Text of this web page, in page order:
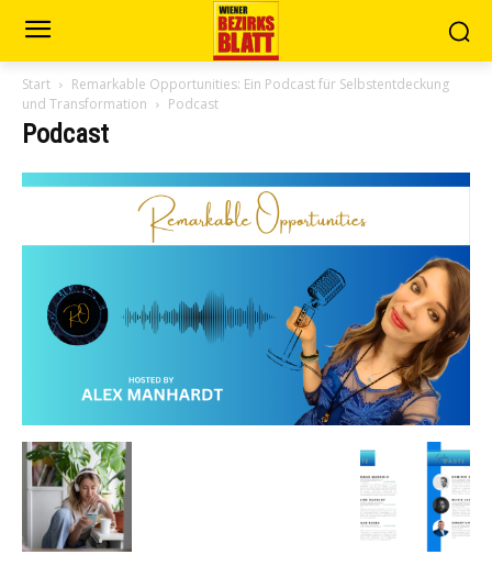
Start
Remarkable Opportunities: Ein Podcast für Selbstentdeckung
und Transformation
Podcast
Podcast